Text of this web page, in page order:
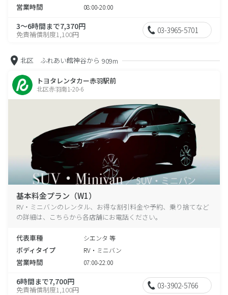
営業時間 08:00-20:00
3～6時間まで7,370円
免責補償制度1,100円 03-3965-5701
北区 ふれあい館神谷から 909m
トヨタレンタカー赤羽駅前
北区赤羽南1-20-6
基本料金プラン（W1）
RV・ミニバンのレンタル、お得な割引料金や予約、乗り捨てなど
の詳細は、こちらから各店舗にお電話ください。
代表車種 シエンタ 等
ボディタイプ RV・ミニバン
営業時間 07:00-22:00
6時間まで7,700円
免責補償制度1,100円 03-3902-5766